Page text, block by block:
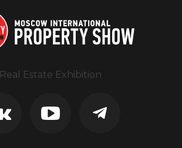
Real Estate Exhibition